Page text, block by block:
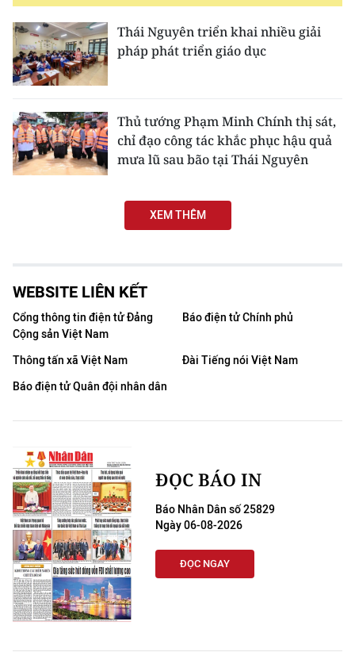
Media Thế giới
Media Thể thao
Media Giáo dục
Media Y tế
Media Khoa học - Công nghệ
TIN MỚI
TIN ĐỊA PHƯƠNG
Trung du và miền núi phía Bắc
Đồng bằng sông Hồng
Bắc Trung Bộ
Duyên hải Nam Trung Bộ và Tây
Nguyên
Đông Nam Bộ
Đồng bằng sông Cửu Long
Chuyên trang Hà Nội
Thái Nguyên triển khai nhiều giải
pháp phát triển giáo dục
Thủ tướng Phạm Minh Chính thị sát,
chỉ đạo công tác khắc phục hậu quả
mưa lũ sau bão tại Thái Nguyên
XEM THÊM
WEBSITE LIÊN KẾT
Cổng thông tin điện tử Đảng
Cộng sản Việt Nam
Báo điện tử Chính phủ
Thông tấn xã Việt Nam
Đài Tiếng nói Việt Nam
Báo điện tử Quân đội nhân dân
ĐỌC BÁO IN
Báo Nhân Dân số 25829
Ngày 06-08-2026
ĐỌC NGAY